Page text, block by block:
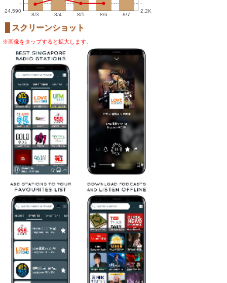
-
24,590
8/3 8/4 8/5 8/6 8/7
-
2.2K
スクリーンショット
※画像をタップすると拡大します。